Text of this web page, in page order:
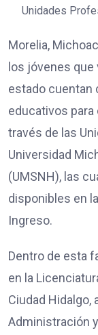
Unidades
Morelia,
los jóvenes
estado cuentan
educativos
través de las
Universidad
(UMSNH), las
disponibles en
Ingreso.
Dentro de esta
en la
Ciudad Hidalgo,
Administración